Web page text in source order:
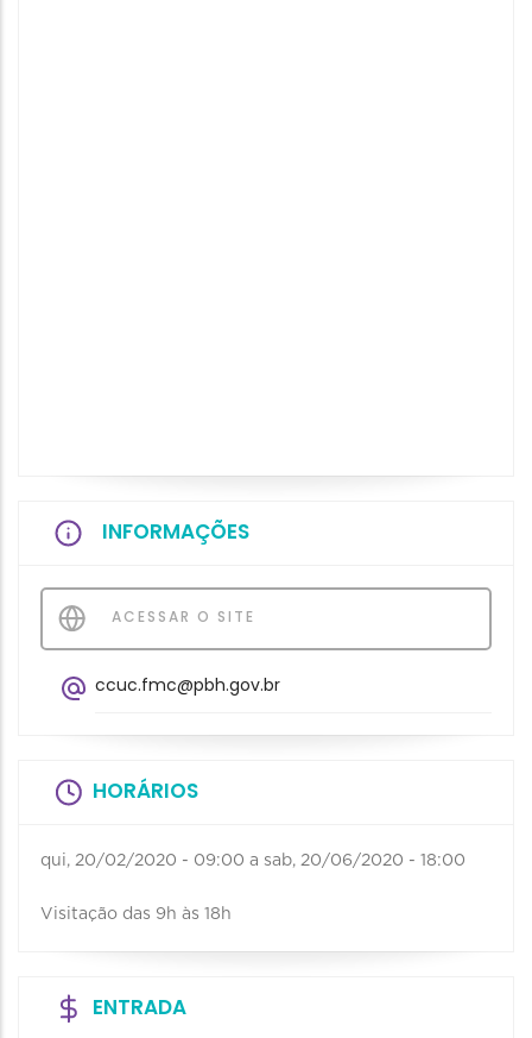
INFORMAÇÕES
ACESSAR O SITE
ccuc.fmc@pbh.gov.br
HORÁRIOS
qui, 20/02/2020 - 09:00 a sab, 20/06/2020 - 18:00
Visitação das 9h às 18h
ENTRADA